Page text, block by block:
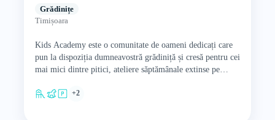
Grădinițe
Timișoara
Kids Academy este o comunitate de oameni dedicați care
pun la dispoziția dumneavostră grădiniță și cresă pentru cei
mai mici dintre pitici, ateliere săptămânale extinse pe…
+2